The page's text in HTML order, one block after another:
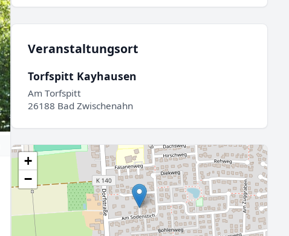
Veranstaltungsort
Torfspitt Kayhausen
Am Torfspitt
26188 Bad Zwischenahn
+
−